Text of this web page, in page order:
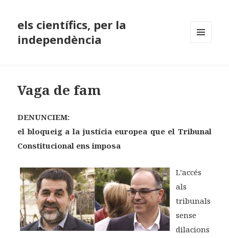
els científics, per la
independència
Vaga de fam
DENUNCIEM:
el bloqueig a la justícia europea que el Tribunal
Constitucional ens imposa
L’accés
als
tribunals
sense
dilacions